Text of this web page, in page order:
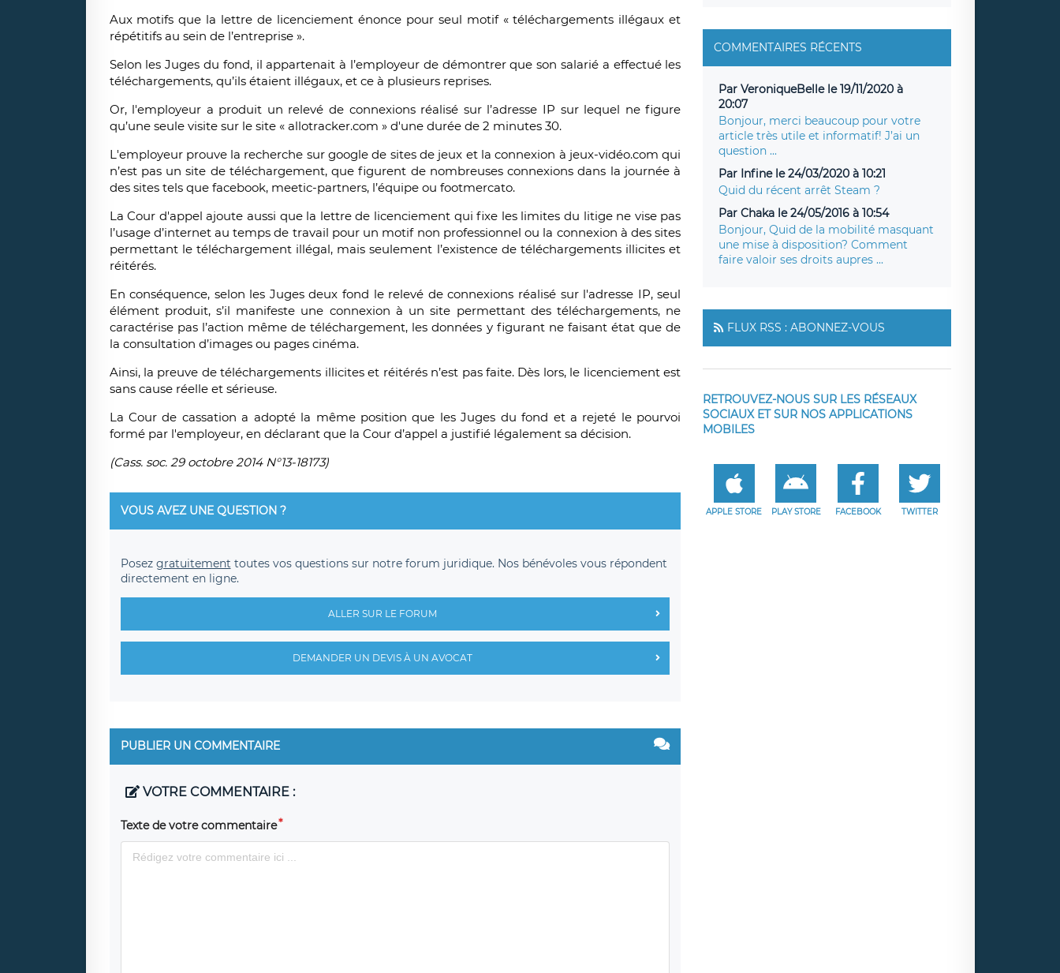
Aux motifs que la lettre de licenciement énonce pour seul motif « téléchargements illégaux et
répétitifs au sein de l’entreprise ».
Selon les Juges du fond, il appartenait à l’employeur de démontrer que son salarié a effectué les
téléchargements, qu’ils étaient illégaux, et ce à plusieurs reprises.
Or, l'employeur a produit un relevé de connexions réalisé sur l’adresse IP sur lequel ne figure
qu’une seule visite sur le site « allotracker.com » d'une durée de 2 minutes 30.
L'employeur prouve la recherche sur google de sites de jeux et la connexion à jeux-vidéo.com qui
n’est pas un site de téléchargement, que figurent de nombreuses connexions dans la journée à
des sites tels que facebook, meetic-partners, l’équipe ou footmercato.
La Cour d'appel ajoute aussi que la lettre de licenciement qui fixe les limites du litige ne vise pas
l’usage d’internet au temps de travail pour un motif non professionnel ou la connexion à des sites
permettant le téléchargement illégal, mais seulement l’existence de téléchargements illicites et
réitérés.
En conséquence, selon les Juges deux fond le relevé de connexions réalisé sur l'adresse IP, seul
élément produit, s’il manifeste une connexion à un site permettant des téléchargements, ne
caractérise pas l’action même de téléchargement, les données y figurant ne faisant état que de
la consultation d’images ou pages cinéma.
Ainsi, la preuve de téléchargements illicites et réitérés n’est pas faite. Dès lors, le licenciement est
sans cause réelle et sérieuse.
La Cour de cassation a adopté la même position que les Juges du fond et a rejeté le pourvoi
formé par l'employeur, en déclarant que la Cour d’appel a justifié légalement sa décision.
(Cass. soc. 29 octobre 2014 N°13-18173)
VOUS AVEZ UNE QUESTION ?
Posez gratuitement toutes vos questions sur notre forum juridique. Nos bénévoles vous répondent
directement en ligne.
ALLER SUR LE FORUM
DEMANDER UN DEVIS À UN AVOCAT
PUBLIER UN COMMENTAIRE
VOTRE COMMENTAIRE :
Texte de votre commentaire
COMMENTAIRES RÉCENTS
Par VeroniqueBelle le 19/11/2020 à
20:07
Bonjour, merci beaucoup pour votre
article très utile et informatif! J’ai un
question ...
Par Infine le 24/03/2020 à 10:21
Quid du récent arrêt Steam ?
Par Chaka le 24/05/2016 à 10:54
Bonjour, Quid de la mobilité masquant
une mise à disposition? Comment
faire valoir ses droits aupres ...
FLUX RSS : ABONNEZ-VOUS
RETROUVEZ-NOUS SUR LES RÉSEAUX
SOCIAUX ET SUR NOS APPLICATIONS
MOBILES
APPLE STORE PLAY STORE FACEBOOK TWITTER